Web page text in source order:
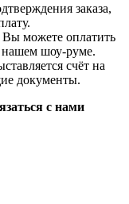
заказа,
можете оплатить
шоу-руме.
счёт на
документы.
с нами